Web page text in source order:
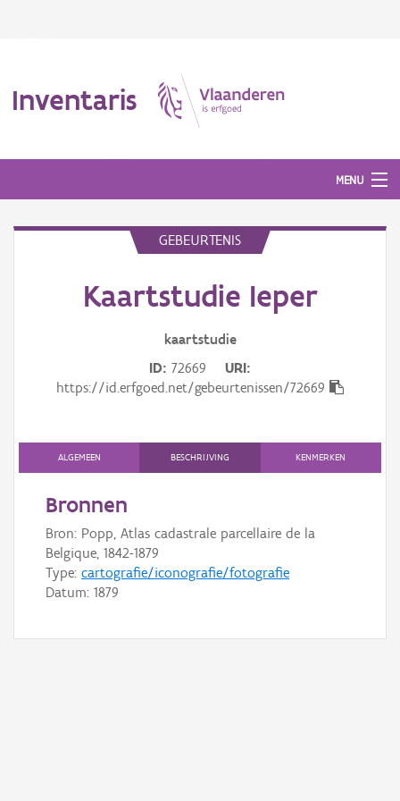
Inventaris
MENU
Aanduidingsobject
Hergebruik
Aanmelden
GEBEURTENIS
Kaartstudie Ieper
kaartstudie
ID 72669
URI
https://id.erfgoed.net/gebeurtenissen/72669
ALGEMEEN BESCHRIJVING KENMERKEN
Bronnen
Bron: Popp, Atlas cadastrale parcellaire de la
Belgique, 1842-1879
Type: cartografie/iconografie/fotografie
Datum: 1879